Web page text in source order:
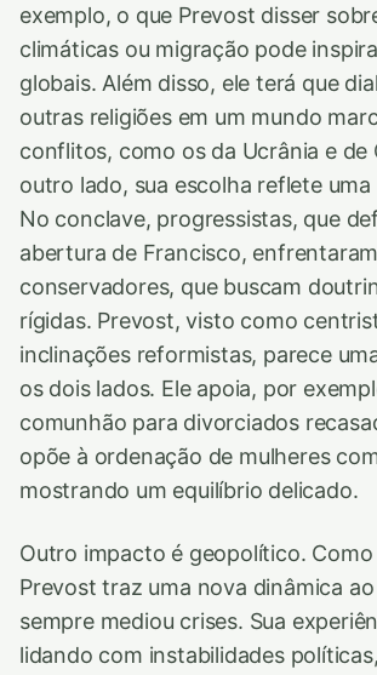
exemplo, o que Prevost disser
climáticas ou migração pode
globais. Além disso, ele terá que
outras religiões em um mundo
conflitos, como os da Ucrânia e de
outro lado, sua escolha reflete
No conclave, progressistas, que
abertura de Francisco, enfrentaram
conservadores, que buscam
rígidas. Prevost, visto como
inclinações reformistas, parece
os dois lados. Ele apoia, por
comunhão para divorciados
opõe à ordenação de mulheres
mostrando um equilíbrio delicado.
Outro impacto é geopolítico. Como
Prevost traz uma nova dinâmica
sempre mediou crises. Sua
lidando com instabilidades